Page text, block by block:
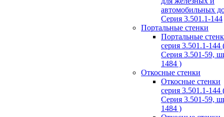
автомобильных
Серия 3.501.1-144
Портальные стенки
Портальные
серия 3.501.1-144
Серия 3.501-59,
1484 )
Откосные стенки
Откосные стенки
серия 3.501.1-144
Серия 3.501-59,
1484 )